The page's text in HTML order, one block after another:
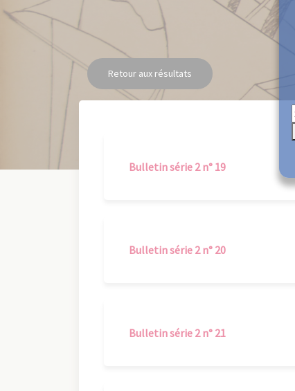
Retour aux résultats
Bulletin série 2 n° 19
Bulletin série 2 n° 20
Bulletin série 2 n° 21